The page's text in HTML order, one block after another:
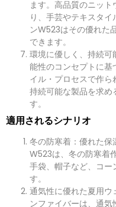
ます。高品質のニッ
り、手芸やテキスタ
ンW523はその優れた
できます。
環境に優しく、持続
能性のコンセプトに基
イル・プロセスで作ら
持続可能な製品を求め
す。
適用されるシナリオ
冬の防寒着：優れた
W523は、冬の防寒着
手袋、帽子など、コー
す。
通気性に優れた夏用
ンファイバーは、通